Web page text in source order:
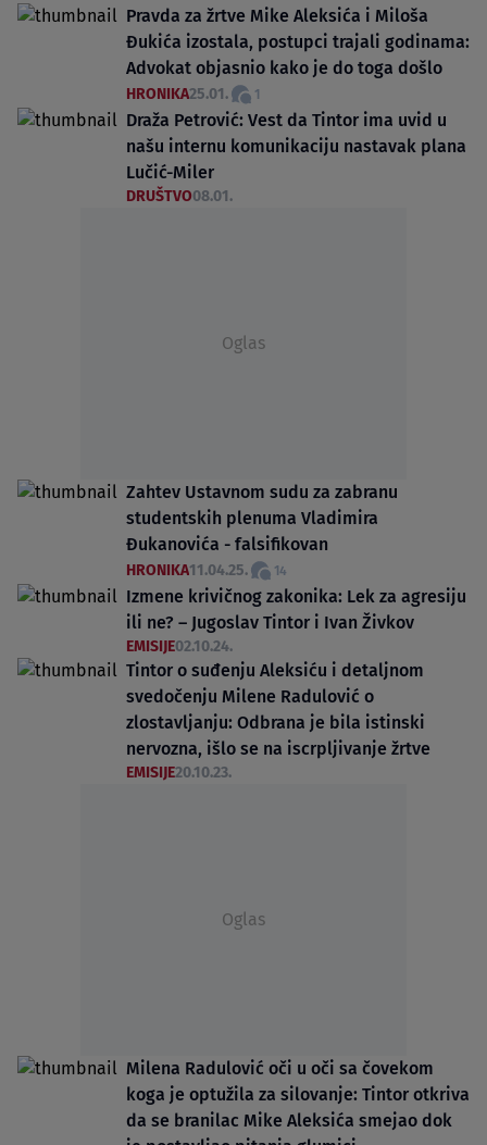
Pravda za žrtve Mike Aleksića i Miloša
Đukića izostala, postupci trajali godinama:
Advokat objasnio kako je do toga došlo
HRONIKA25.01. 1
Draža Petrović: Vest da Tintor ima uvid u
našu internu komunikaciju nastavak plana
Lučić-Miler
DRUŠTVO08.01.
Oglas
Zahtev Ustavnom sudu za zabranu
studentskih plenuma Vladimira
Đukanovića - falsifikovan
HRONIKA11.04.25. 14
Izmene krivičnog zakonika: Lek za agresiju
ili ne? – Jugoslav Tintor i Ivan Živkov
EMISIJE02.10.24.
Tintor o suđenju Aleksiću i detaljnom
svedočenju Milene Radulović o
zlostavljanju: Odbrana je bila istinski
nervozna, išlo se na iscrpljivanje žrtve
EMISIJE20.10.23.
Oglas
Milena Radulović oči u oči sa čovekom
koga je optužila za silovanje: Tintor otkriva
da se branilac Mike Aleksića smejao dok